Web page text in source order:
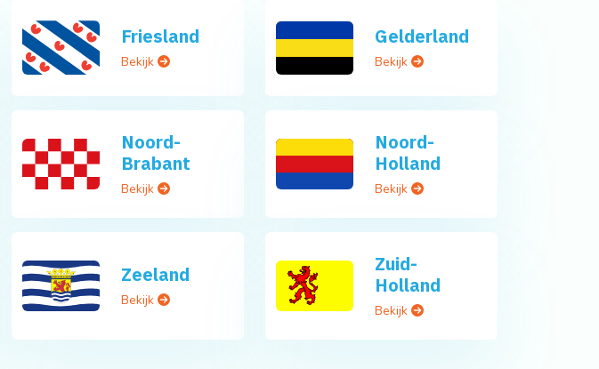
Friesland
Bekijk
Gelderland
Bekijk
Noord-
Brabant
Bekijk
Noord-
Holland
Bekijk
Zeeland
Bekijk
Zuid-
Holland
Bekijk